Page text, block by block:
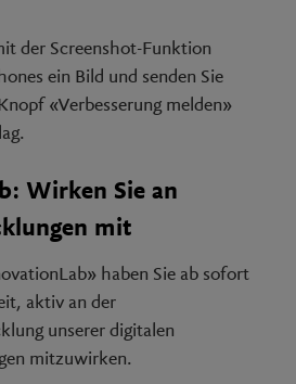
der Screenshot-Funktion
ein Bild und senden Sie
«Verbesserung melden»
Wirken Sie an
mit
haben Sie ab sofort
aktiv an der
unserer digitalen
mitzuwirken.